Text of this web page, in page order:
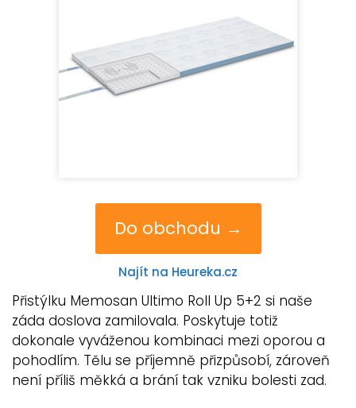
Do obchodu →
Najít na Heureka.cz
Přistýlku Memosan Ultimo Roll Up 5+2 si naše
záda doslova zamilovala. Poskytuje totiž
dokonale vyváženou kombinaci mezi oporou a
pohodlím. Tělu se příjemně přizpůsobí, zároveň
není příliš měkká a brání tak vzniku bolesti zad.